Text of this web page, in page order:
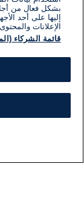
بشكل فعال من
إليها على أحد
الإعلانات
قائمة الشركاء